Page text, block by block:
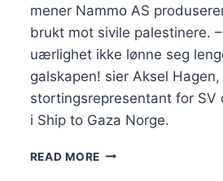
mener Nammo AS
brukt mot sivile palestinere.
uærlighet ikke lønne seg
galskapen! sier Aksel
stortingsrepresentant for SV
i Ship to Gaza Norge.
READ MOREPROTESTAKSJON